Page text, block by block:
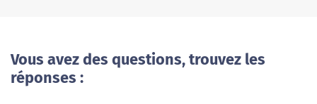
Vous avez des questions, trouvez les
réponses :